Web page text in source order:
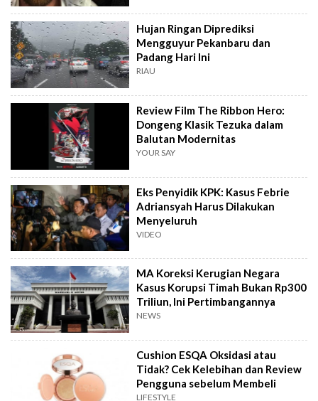
Hujan Ringan Diprediksi
Mengguyur Pekanbaru dan
Padang Hari Ini
RIAU
Review Film The Ribbon Hero:
Dongeng Klasik Tezuka dalam
Balutan Modernitas
YOUR SAY
Eks Penyidik KPK: Kasus Febrie
Adriansyah Harus Dilakukan
Menyeluruh
VIDEO
MA Koreksi Kerugian Negara
Kasus Korupsi Timah Bukan Rp300
Triliun, Ini Pertimbangannya
NEWS
Cushion ESQA Oksidasi atau
Tidak? Cek Kelebihan dan Review
Pengguna sebelum Membeli
LIFESTYLE